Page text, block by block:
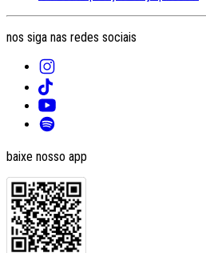
nos siga nas redes sociais
baixe nosso app